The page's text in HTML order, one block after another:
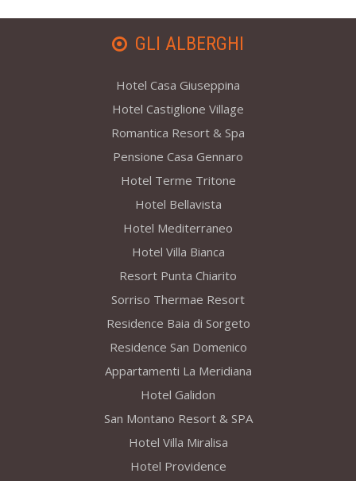
GLI ALBERGHI
Hotel Casa Giuseppina
Hotel Castiglione Village
Romantica Resort & Spa
Pensione Casa Gennaro
Hotel Terme Tritone
Hotel Bellavista
Hotel Mediterraneo
Hotel Villa Bianca
Resort Punta Chiarito
Sorriso Thermae Resort
Residence Baia di Sorgeto
Residence San Domenico
Appartamenti La Meridiana
Hotel Galidon
San Montano Resort & SPA
Hotel Villa Miralisa
Hotel Providence